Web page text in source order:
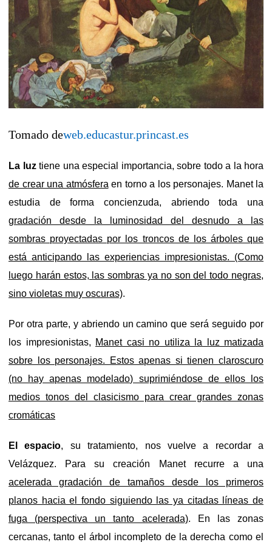
Tomado deweb.educastur.princast.es
La luztiene una especial importancia, sobre todo a la hora
de crear una atmósfera en torno a los personajes. Manet la
estudia de forma concienzuda, abriendo toda una
gradación desde la luminosidad del desnudo a las
sombras proyectadas por los troncos de los árboles que
está anticipando las experiencias impresionistas. (Como
luego harán estos, las sombras ya no son del todo negras,
sino violetas muy oscuras).
Por otra parte, y abriendo un camino que será seguido por
los impresionistas, Manet casi no utiliza la luz matizada
sobre los personajes. Estos apenas si tienen claroscuro
(no hay apenas modelado) suprimiéndose de ellos los
medios tonos del clasicismo para crear grandes zonas
cromáticas
El espacio, su tratamiento, nos vuelve a recordar a
Velázquez. Para su creación Manet recurre a una
acelerada gradación de tamaños desde los primeros
planos hacia el fondo siguiendo las ya citadas líneas de
fuga (perspectiva un tanto acelerada). En las zonas
cercanas, tanto el árbol incompleto de la derecha como el